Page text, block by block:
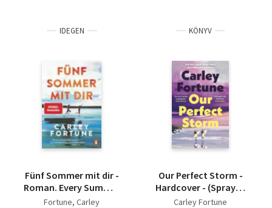
IDEGEN
Fünf Sommer mit dir -
Roman. Every Summer
After. Der
Fortune, Carley
KÖNYV
Our Perfect Storm -
Hardcover - (Sprayed
edges)
Carley Fortune